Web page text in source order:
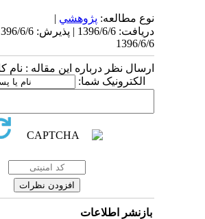
نوع مطالعه:پژوهشي|
1396/6/6
ارسال نظر درباره این مقاله : نام
الکترونیک شما:
بازنشر اطلاعات